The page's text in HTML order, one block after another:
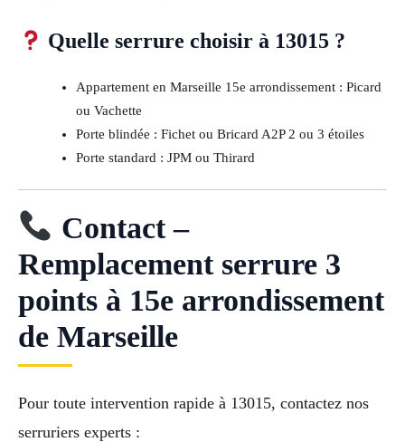
Quelle serrure choisir à 13015 ?
Appartement en Marseille 15e arrondissement : Picard
ou Vachette
Porte blindée : Fichet ou Bricard A2P 2 ou 3 étoiles
Porte standard : JPM ou Thirard
Contact –
Remplacement serrure 3
points à 15e arrondissement
de Marseille
Pour toute intervention rapide à 13015, contactez nos
serruriers experts :